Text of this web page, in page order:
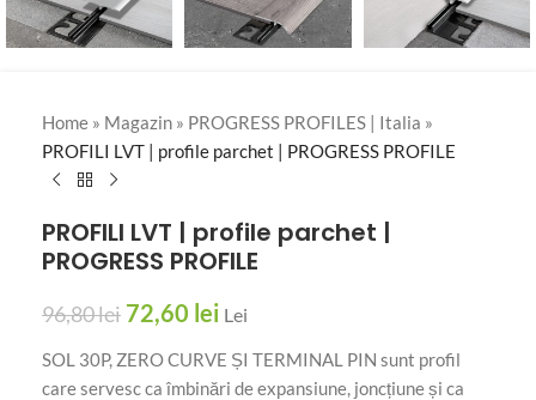
Home » Magazin » PROGRESS PROFILES | Italia »
PROFILI LVT | profile parchet | PROGRESS PROFILE
PROFILI LVT | profile parchet |
PROGRESS PROFILE
96,80lei 72,60 lei Lei
SOL 30P, ZERO CURVE ȘI TERMINAL PIN sunt profil
care servesc ca îmbinări de expansiune, joncțiune și ca